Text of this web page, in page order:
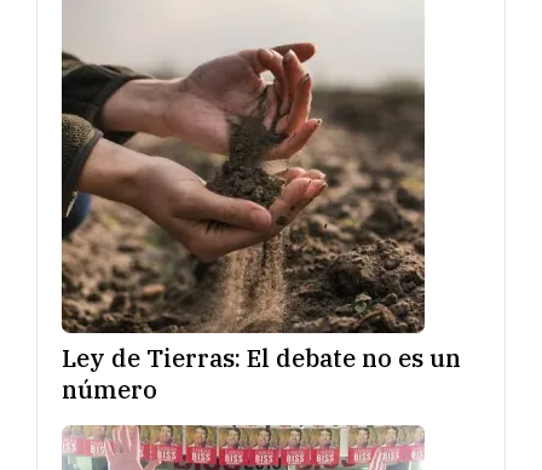
Ley de Tierras: El debate no es un
número